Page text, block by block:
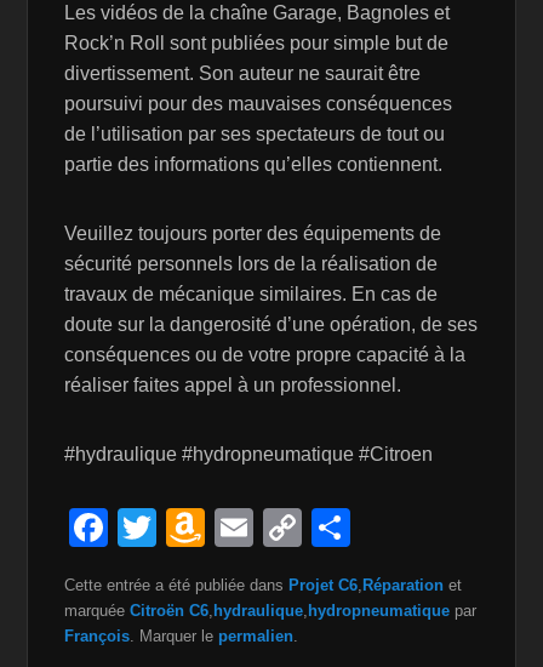
Les vidéos de la chaîne Garage, Bagnoles et
Rock’n Roll sont publiées pour simple but de
divertissement. Son auteur ne saurait être
poursuivi pour des mauvaises conséquences
de l’utilisation par ses spectateurs de tout ou
partie des informations qu’elles contiennent.
Veuillez toujours porter des équipements de
sécurité personnels lors de la réalisation de
travaux de mécanique similaires. En cas de
doute sur la dangerosité d’une opération, de ses
conséquences ou de votre propre capacité à la
réaliser faites appel à un professionnel.
#hydraulique #hydropneumatique #Citroen
F
c
e
T
tt
er
A
a
z
E
ail
C
p
ar
ta
Cette entrée a été publiée dans Projet C6 Réparation et
marquéeCitroën C6 hydraulique hydropneumatique par
François . Marquer le permalien